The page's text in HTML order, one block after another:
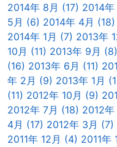
2014年 8月 (17) 2014年
5月 (6) 2014年 4月 (18)
2014年 1月 (7) 2013年
10月 (11) 2013年 9月 (8)
(16) 2013年 6月 (11)
年 2月 (9) 2013年 1月
(11) 2012年 10月 (9)
2012年 7月 (18) 2012
4月 (17) 2012年 3月 (7)
2011年 12月 (4) 2011年